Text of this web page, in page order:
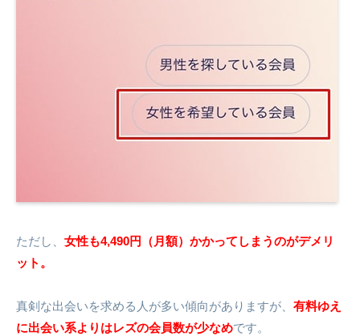
ただし、 女性も4,490円（月額）かかってしまうのがデメリ
ット。
真剣な出会いを求める人が多い傾向がありますが、 有料ゆえ
に出会い系よりはレズの会員数が少なめです。